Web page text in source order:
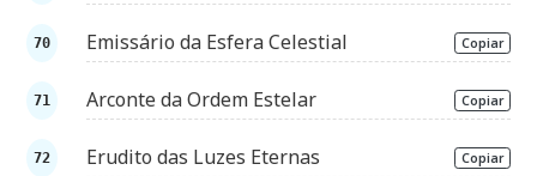
Emissário da Esfera Celestial Copiar
Arconte da Ordem Estelar Copiar
Erudito das Luzes Eternas Copiar